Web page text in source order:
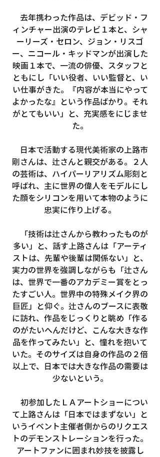
去年携わった作品は、デビッド・フ
ィンチャー出演のテレビ１本と、シャ
ーリーズ・セロン、ジョン・リスゴ
ー、ニコール・キッドマンが出演した
映画１本で、一流の俳優、スタッフと
ともにし「いい役者、いい監督と、い
い仕事がきた。『内容が本当にやって
よかったな』という作品ばかり。それ
がとてもいい」と、充実感をにじませ
た。
日本で活動する現代美術家の上路市
剛さんは、辻さんと親交がある。２人
の芸術は、ハイパーリアリズム彫刻と
呼ばれ、主に世界の偉人をモデルにし
た顔をシリコンを用いて本物のように
忠実に作り上げる。
「技術は辻さんから教わったものが
多い」と、話す上路さんは「アーティ
ストは、先輩や後輩は関係ない」と、
実力の世界を強調しながらも「辻さん
は、世界で一番のアカデミー賞をとっ
たすごい人。世界中の特殊メイク界の
巨匠」と仰ぐ。辻さんのブースに表敬
に訪れ、作品をじっくりと眺め「作る
のがたいへんだけど、こんな大きな作
品を作ってみたい」と、憧れを抱いて
いた。そのサイズは自身の作品の２倍
以上で、日本では大きな作品の需要は
少ないという。
初参加したＬＡアートショーについ
て上路さんは「日本ではまずない」と
いうイベント主催者側からのリクエス
トのデモンストレーションを行った。
アートファンに囲まれ妙技を披露し